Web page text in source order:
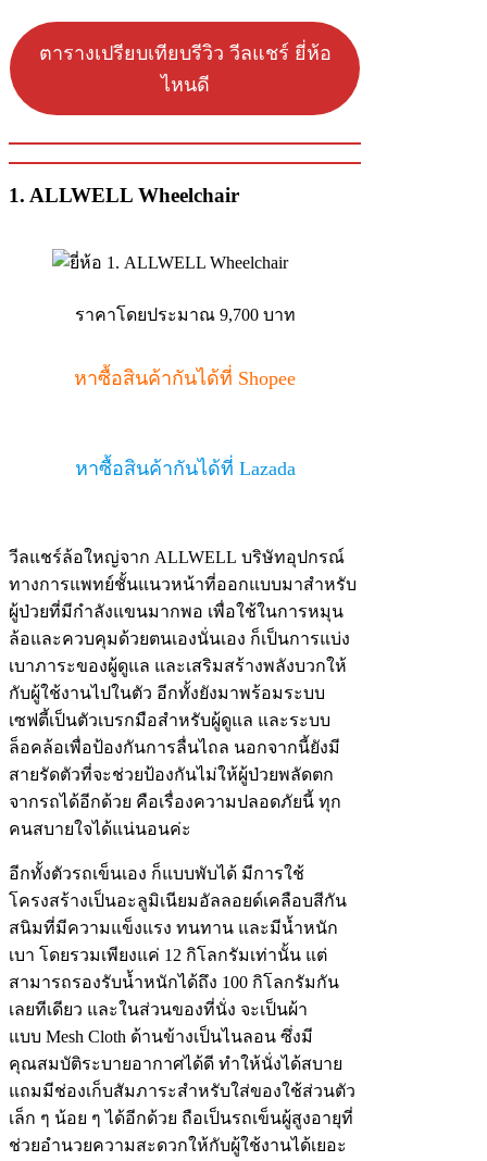
ตารางเปรียบเทียบรีวิว วีลแชร์ ยี่ห้อ
ไหนดี
1. ALLWELL Wheelchair
ราคาโดยประมาณ 9,700 บาท
หาซื้อสินค้ากันได้ที่ Shopee
หาซื้อสินค้ากันได้ที่ Lazada
วีลแชร์ล้อใหญ่จาก ALLWELL บริษัทอุปกรณ์
ทางการแพทย์ชั้นแนวหน้าที่ออกแบบมาสำหรับ
ผู้ป่วยที่มีกำลังแขนมากพอ เพื่อใช้ในการหมุน
ล้อและควบคุมด้วยตนเองนั่นเอง ก็เป็นการแบ่ง
เบาภาระของผู้ดูแล และเสริมสร้างพลังบวกให้
กับผู้ใช้งานไปในตัว อีกทั้งยังมาพร้อมระบบ
เซฟตี้เป็นตัวเบรกมือสำหรับผู้ดูแล และระบบ
ล็อคล้อเพื่อป้องกันการลื่นไถล นอกจากนี้ยังมี
สายรัดตัวที่จะช่วยป้องกันไม่ให้ผู้ป่วยพลัดตก
จากรถได้อีกด้วย คือเรื่องความปลอดภัยนี้ ทุก
คนสบายใจได้แน่นอนค่ะ
อีกทั้งตัวรถเข็นเอง ก็แบบพับได้ มีการใช้
โครงสร้างเป็นอะลูมิเนียมอัลลอยด์เคลือบสีกัน
สนิมที่มีความแข็งแรง ทนทาน และมีน้ำหนัก
เบา โดยรวมเพียงแค่ 12 กิโลกรัมเท่านั้น แต่
สามารถรองรับน้ำหนักได้ถึง 100 กิโลกรัมกัน
เลยทีเดียว และในส่วนของที่นั่ง จะเป็นผ้า
แบบ Mesh Cloth ด้านข้างเป็นไนลอน ซึ่งมี
คุณสมบัติระบายอากาศได้ดี ทำให้นั่งได้สบาย
แถมมีช่องเก็บสัมภาระสำหรับใส่ของใช้ส่วนตัว
เล็ก ๆ น้อย ๆ ได้อีกด้วย ถือเป็นรถเข็นผู้สูงอายุที่
ช่วยอำนวยความสะดวกให้กับผู้ใช้งานได้เยอะ